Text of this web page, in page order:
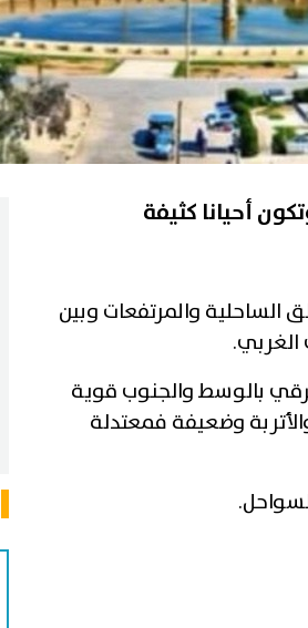
أحيانا كثيفة
بالشمال والمناطق الساحلية والمرتفعات وبين
بالوسط والجنوب قوية
وضعيفة فمعتدلة